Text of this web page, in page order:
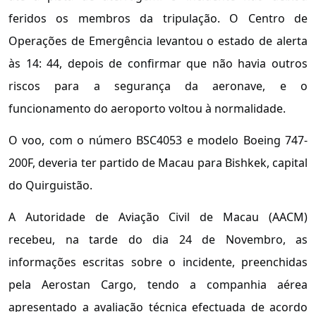
feridos os membros da tripulação. O Centro de
Operações de Emergência levantou o estado de alerta
às 14: 44, depois de confirmar que não havia outros
riscos para a segurança da aeronave, e o
funcionamento do aeroporto voltou à normalidade.
O voo, com o número BSC4053 e modelo Boeing 747-
200F, deveria ter partido de Macau para Bishkek, capital
do Quirguistão.
A Autoridade de Aviação Civil de Macau (AACM)
recebeu, na tarde do dia 24 de Novembro, as
informações escritas sobre o incidente, preenchidas
pela Aerostan Cargo, tendo a companhia aérea
apresentado a avaliação técnica efectuada de acordo